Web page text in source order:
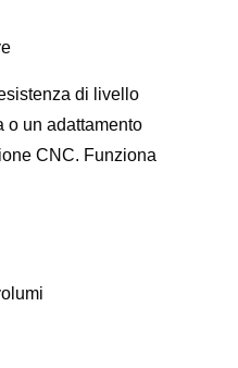
di livello
o un adattamento
CNC. Funziona